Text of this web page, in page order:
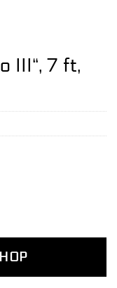
III“, 7 ft,